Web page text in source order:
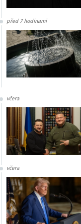
před 7 hodinami
včera
včera